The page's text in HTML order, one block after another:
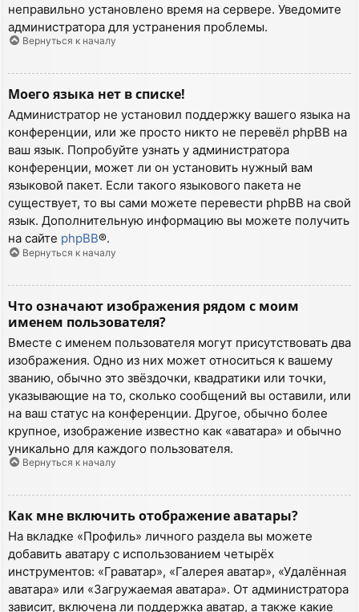
неправильно установлено время на сервере. Уведомите
администратора для устранения проблемы.
Вернуться к началу
Моего языка нет в списке!
Администратор не установил поддержку вашего языка на
конференции, или же просто никто не перевёл phpBB на
ваш язык. Попробуйте узнать у администратора
конференции, может ли он установить нужный вам
языковой пакет. Если такого языкового пакета не
существует, то вы сами можете перевести phpBB на свой
язык. Дополнительную информацию вы можете получить
на сайте phpBB®.
Вернуться к началу
Что означают изображения рядом с моим
именем пользователя?
Вместе с именем пользователя могут присутствовать два
изображения. Одно из них может относиться к вашему
званию, обычно это звёздочки, квадратики или точки,
указывающие на то, сколько сообщений вы оставили, или
на ваш статус на конференции. Другое, обычно более
крупное, изображение известно как «аватара» и обычно
уникально для каждого пользователя.
Вернуться к началу
Как мне включить отображение аватары?
На вкладке «Профиль» личного раздела вы можете
добавить аватару с использованием четырёх
инструментов: «Граватар», «Галерея аватар», «Удалённая
аватара» или «Загружаемая аватара». От администратора
зависит, включена ли поддержка аватар, а также какие